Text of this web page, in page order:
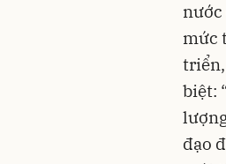
nước
mức
triển,
biệt:
đạo